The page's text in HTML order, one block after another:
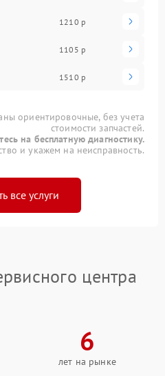
1210 р
1105 р
1510 р
ориентировочные, без учета
стоимости запчастей.
на бесплатную диагностику.
и укажем на неисправность.
все услуги
центра
6
лет на рынке